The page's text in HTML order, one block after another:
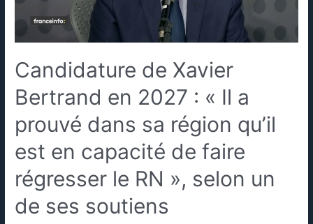
Candidature de Xavier
Bertrand en 2027 : « Il a
prouvé dans sa région qu’il
est en capacité de faire
régresser le RN », selon un
de ses soutiens